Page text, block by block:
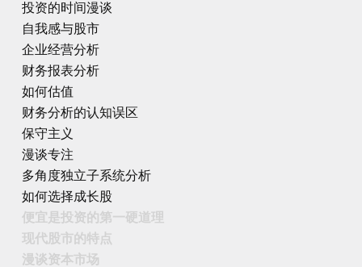
投资的时间漫谈
自我感与股市
企业经营分析
财务报表分析
如何估值
财务分析的认知误区
保守主义
漫谈专注
多角度独立子系统分析
如何选择成长股
便宜是投资的第一硬道理
现代股市的特点
漫谈资本市场